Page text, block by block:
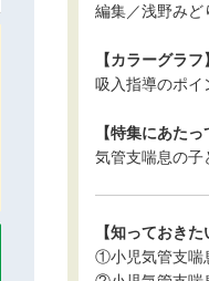
編集／浅野みど
【カラーグラフ
吸入指導のポイ
【特集にあたっ
気管支喘息の子
【知っておき
①小児気管支喘